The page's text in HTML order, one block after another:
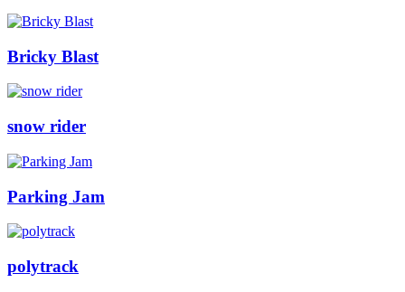
Bricky Blast
snow rider
Parking Jam
polytrack